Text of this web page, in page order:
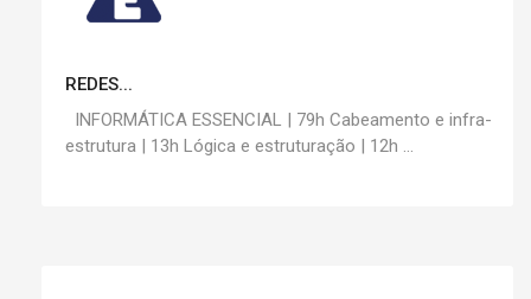
REDES...
INFORMÁTICA ESSENCIAL | 79h Cabeamento e infra-
estrutura | 13h Lógica e estruturação | 12h ...